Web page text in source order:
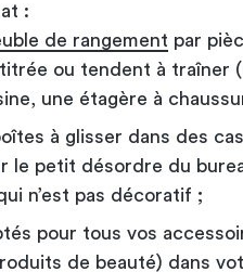
:
de rangement par
ou tendent à traîner
une étagère à
à glisser dans des
le petit désordre du
n’est pas décoratif ;
pour tous vos
de beauté) dans